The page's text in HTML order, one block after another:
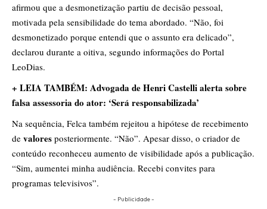
afirmou que a desmonetização partiu de decisão pessoal,
motivada pela sensibilidade do tema abordado. “Não, foi
desmonetizado porque entendi que o assunto era delicado”,
declarou durante a oitiva, segundo informações do Portal
LeoDias.
+ LEIA TAMBÉM: Advogada de Henri Castelli alerta sobre
falsa assessoria do ator: ‘Será responsabilizada’
Na sequência, Felca também rejeitou a hipótese de recebimento
de valores posteriormente. “Não”. Apesar disso, o criador de
conteúdo reconheceu aumento de visibilidade após a publicação.
“Sim, aumentei minha audiência. Recebi convites para
programas televisivos”.
- Publicidade -